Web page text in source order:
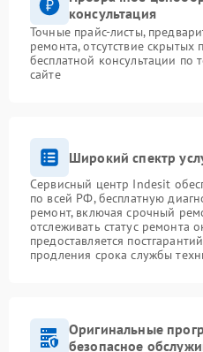
консультация
Точные прайс-листы,
ремонта, отсутствие скрытых
бесплатной консультации по
сайте
Широкий спектр
Сервисный центр Indesit
по всей РФ, бесплатную
ремонт, включая срочный
отслеживать статус ремонта
предоставляется
продления срока службы
Оригинальные
безопасное